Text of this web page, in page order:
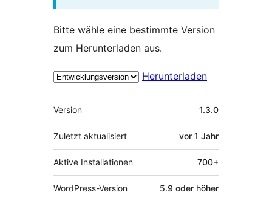
Bitte wähle eine bestimmte Version
zum Herunterladen aus.
Herunterladen
Meta
Version 1.3.0
Zuletzt aktualisiert vor 1 Jahr
Aktive Installationen 700+
WordPress-Version 5.9 oder höher